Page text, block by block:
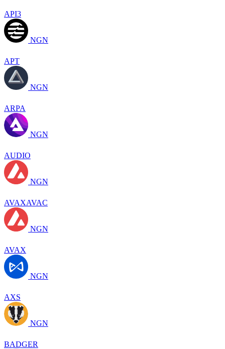
API3
NGN
APT
NGN
ARPA
NGN
AUDIO
NGN
AVAXAVAC
NGN
AVAX
NGN
AXS
NGN
BADGER